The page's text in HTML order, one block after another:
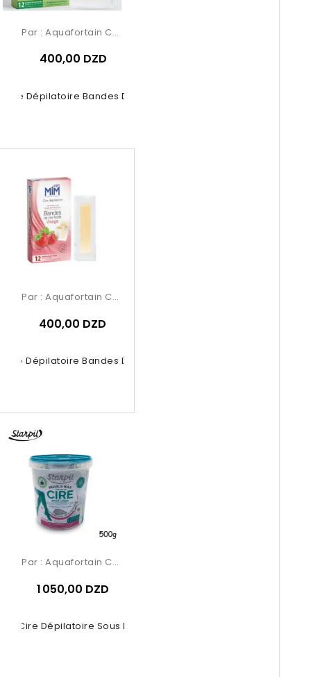
Cire Dépilatoire Bandes De Cire...
Par : Aquafortain Cosmetics
400,00 DZD
Cire Dépilatoire Bandes De Cire...
Par : Aquafortain Cosmetics
400,00 DZD
Cire Dépilatoire Sous Forme...
Par : Aquafortain Cosmetics
1 050,00 DZD